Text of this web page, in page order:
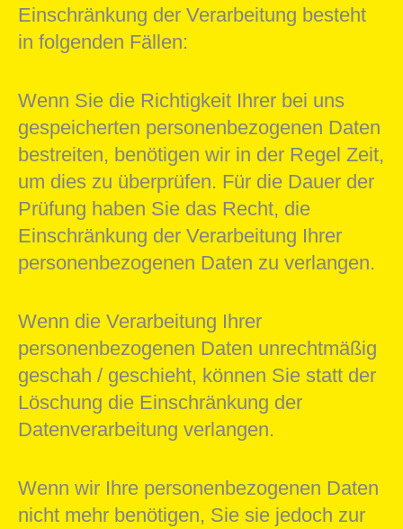
Einschränkung der Verarbeitung besteht
in folgenden Fällen:
Wenn Sie die Richtigkeit Ihrer bei uns
gespeicherten personenbezogenen Daten
bestreiten, benötigen wir in der Regel Zeit,
um dies zu überprüfen. Für die Dauer der
Prüfung haben Sie das Recht, die
Einschränkung der Verarbeitung Ihrer
personenbezogenen Daten zu verlangen.
Wenn die Verarbeitung Ihrer
personenbezogenen Daten unrechtmäßig
geschah / geschieht, können Sie statt der
Löschung die Einschränkung der
Datenverarbeitung verlangen.
Wenn wir Ihre personenbezogenen Daten
nicht mehr benötigen, Sie sie jedoch zur